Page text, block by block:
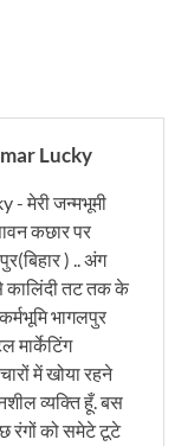
Lucky
- मेरी जन्मभूमी
कछार पर
) .. अंग
कालिंदी तट तक के
भागलपुर
मार्केटिंग
में खोया रहने
व्यक्ति हूँ. बस
रंगों को समेटे टूटे